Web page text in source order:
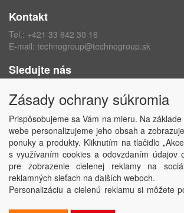
Kontakt
Tel.: +421 33 642 30 16
E-mail: technogroup@technogroup.sk
Sledujte nás
Instagram
Copyright © TECHNO GROUP spol.
Powered by
ABRA
Zásady ochrany súkromia
Prispôsobujeme sa Vám na mieru. Na
webe personalizujeme jeho obsah a
ponuky a produkty. Kliknutím na tlačidlo
s využívaním cookies a odovzdaním údajov
pre zobrazenie cielenej reklamy na
reklamných sieťach na ďalších weboch.
Personalizáciu a cielenú reklamu si môžete